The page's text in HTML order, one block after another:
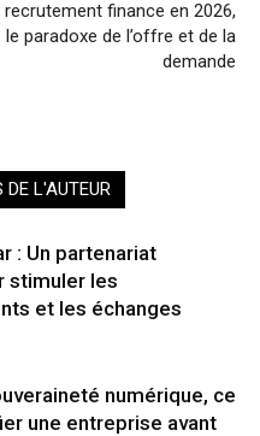
recrutement finance en 2026,
le paradoxe de l’offre et de la
demande
DE L'AUTEUR
: Un partenariat
stimuler les
et les échanges
numérique, ce
une entreprise avant